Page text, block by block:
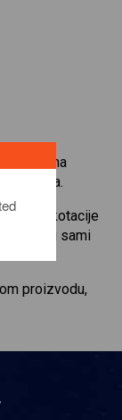
udjela na
ovima.
kotacije
kao da i sami
proizvodu,